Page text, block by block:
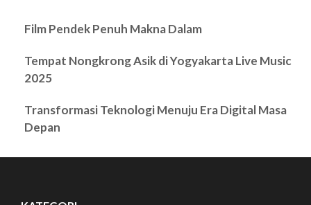
Film Pendek Penuh Makna Dalam
Tempat Nongkrong Asik di Yogyakarta Live Music
2025
Transformasi Teknologi Menuju Era Digital Masa
Depan